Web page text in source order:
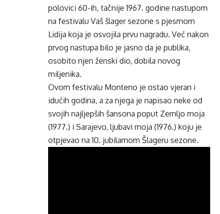
polovici 60-ih, tačnije 1967. godine nastupom
na festivalu Vaš šlager sezone s pjesmom
Lidija koja je osvojila prvu nagradu. Već nakon
prvog nastupa bilo je jasno da je publika,
osobito njen ženski dio, dobila novog
miljenika.
Ovom festivalu Monteno je ostao vjeran i
idućih godina, a za njega je napisao neke od
svojih najljepših šansona poput Zemljo moja
(1977.) i Sarajevo, ljubavi moja (1976.) koju je
otpjevao na 10. jubilarnom Šlageru sezone.